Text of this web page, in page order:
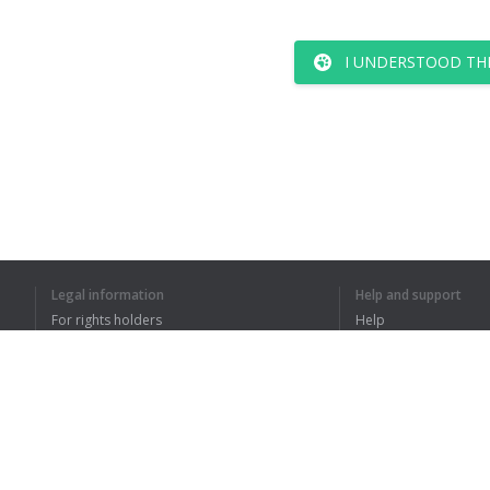
I UNDERSTOOD
Legal information
For rights holders
Help and support
Help